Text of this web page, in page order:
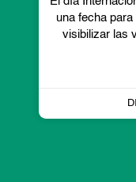
una fecha
visibilizar las